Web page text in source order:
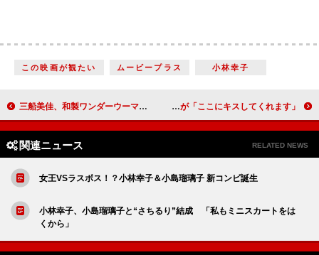
この映画が観たい ムービープラス 小林幸子
三船美佳、和製ワンダーウーマンを目指す？ 「セクシーで強くて頭がいい…」 トレエン斎藤のおでこはパワースポット？ 彼女が「ここにキスしてくれます」
関連ニュース RELATED NEWS
女王VSラスボス！？小林幸子＆小島瑠璃子 新コンビ誕生
小林幸子、小島瑠璃子と“さちるり”結成 「私もミニスカートをは
くから」